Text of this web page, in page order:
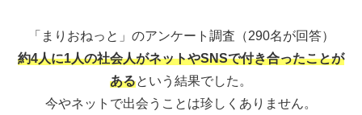
「まりおねっと」のアンケート調査（290名が回答）
約4人に1人の社会人がネットやSNSで付き合ったことが
あるという結果でした。
今やネットで出会うことは珍しくありません。